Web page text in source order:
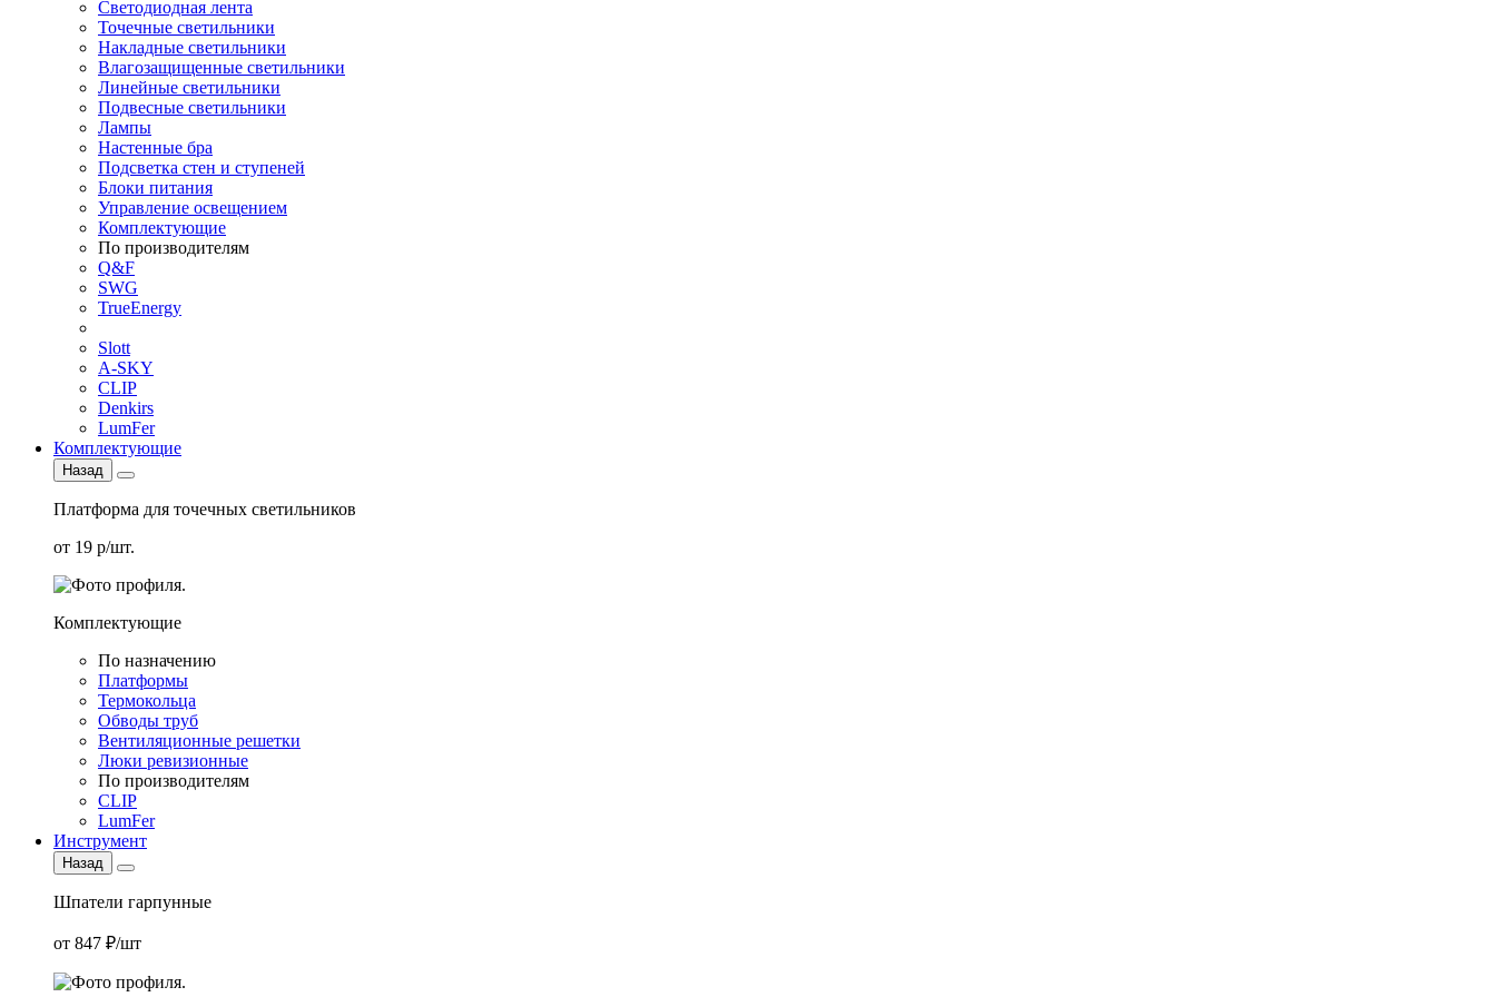
Светодиодная лента
Точечные светильники
Накладные светильники
Влагозащищенные светильники
Линейные светильники
Подвесные светильники
Лампы
Настенные бра
Подсветка стен и ступеней
Блоки питания
Управление освещением
Комплектующие
По производителям
Q&F
SWG
TrueEnergy
Slott
A-SKY
CLIP
Denkirs
LumFer
Комплектующие
Назад
Платформа для точечных светильников
от 19 р/шт.
Комплектующие
По назначению
Платформы
Термокольца
Обводы труб
Вентиляционные решетки
Люки ревизионные
По производителям
CLIP
LumFer
Инструмент
Назад
Шпатели гарпунные
от 847 ₽/шт